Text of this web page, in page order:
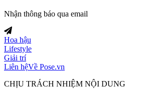
Nhận thông báo qua email
Hoa hậu
Lifestyle
Giải trí
Liên hệVề Pose.vn
CHỊU TRÁCH NHIỆM NỘI DUNG